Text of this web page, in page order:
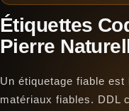
Étiquettes
Pierre
Un étiquetage fiable
matériaux fiables. DDL